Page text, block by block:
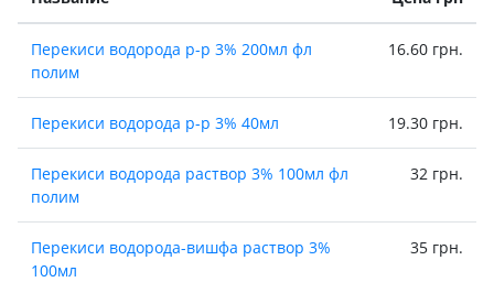
Перекиси водорода р-р 3% 200мл фл
полим
16.60 грн.
Перекиси водорода р-р 3% 40мл 19.30 грн.
Перекиси водорода раствор 3% 100мл фл
полим
32 грн.
Перекиси водорода-вишфа раствор 3%
100мл
35 грн.